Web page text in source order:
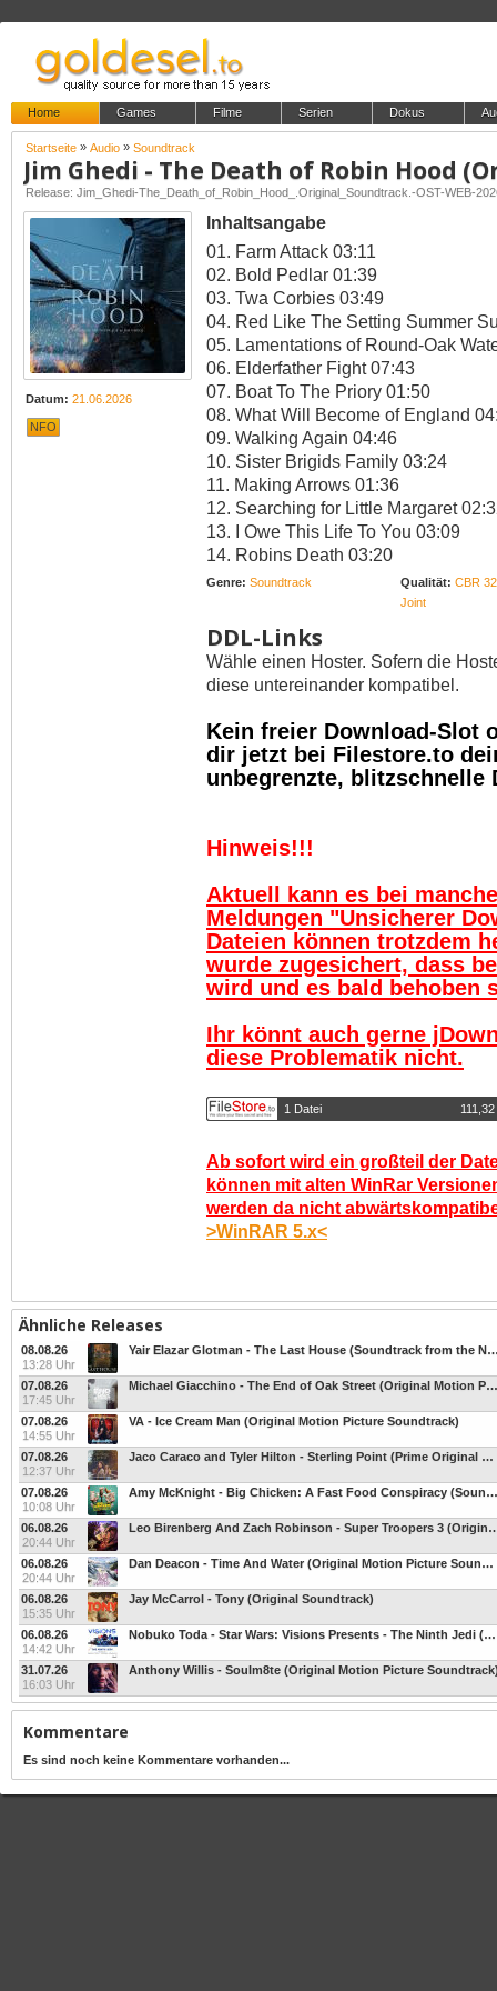
Home Games Filme Serien Dokus
Startseite » Audio » Soundtrack
Release: Jim_Ghedi-The_Death_of_Robin_Hood_.Original_Soundtrack.-OST-WEB-
Datum: 21.06.2026
NFO
Inhaltsangabe
01. Farm Attack 03:11
02. Bold Pedlar 01:39
03. Twa Corbies 03:49
04. Red Like The Setting Summer
05. Lamentations of Round-Oak
06. Elderfather Fight 07:43
07. Boat To The Priory 01:50
08. What Will Become of England
09. Walking Again 04:46
10. Sister Brigids Family 03:24
11. Making Arrows 01:36
12. Searching for Little Margaret
13. I Owe This Life To You 03:09
14. Robins Death 03:20
Genre: Soundtrack Qualität: CBR
Joint
DDL-Links
Wähle einen Hoster. Sofern die
diese untereinander kompatibel.
Kein freier Download-Slot
dir jetzt bei Filestore.to
unbegrenzte, blitzschnelle
Hinweis!!!
Aktuell kann es bei
Meldungen "Unsicherer
Dateien können trotzdem
wurde zugesichert, dass
wird und es bald behoben
Ihr könnt auch gerne
diese Problematik nicht.
1 Datei
Ab sofort wird ein großteil der
können mit alten WinRar
werden da nicht
>WinRAR 5.x<
Ähnliche Releases
08.08.26
13:28 Uhr
Yair Elazar Glotman - The Last House
07.08.26
17:45 Uhr
Michael Giacchino - The End of Oak Street (Original Motion Picture Soundtrack)
07.08.26
14:55 Uhr
VA - Ice Cream Man (Original Motion Picture Soundtrack)
07.08.26
12:37 Uhr
Jaco Caraco and Tyler Hilton - Sterling Point (Prime Original Series Score)
07.08.26
10:08 Uhr
Amy McKnight - Big Chicken: A Fast Food Conspiracy (Soundtrack from
06.08.26
20:44 Uhr
Leo Birenberg And Zach Robinson - Super
06.08.26
20:44 Uhr
Dan Deacon - Time And Water (Original Motion Picture Soundtrack)
06.08.26
15:35 Uhr
Jay McCarrol - Tony (Original Soundtrack)
06.08.26
14:42 Uhr
Nobuko Toda - Star Wars: Visions Presents - The Ninth Jedi (Original Soundtrack)
31.07.26
16:03 Uhr
Anthony Willis - Soulm8te (Original Motion Picture
Kommentare
Es sind noch keine Kommentare vorhanden...